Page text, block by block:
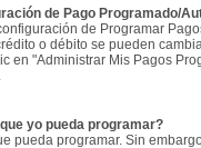
de Pago Programado/
de Programar
o débito se pueden
en "Administrar Mis Pagos
yo pueda programar?
pueda programar. Sin